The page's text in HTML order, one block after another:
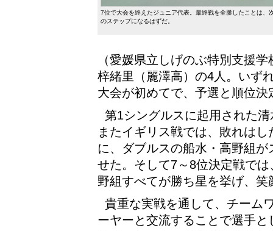
7位で大会を終えたジュニア代表。最終戦を全勝したことは、
のステップになるはずだ。
（愛媛県立しげのぶ特別支援
梓緒里（麗澤高）の4人。いず
大会が初めてで、予選と順位
第1シングルスに起用された
またイギリス戦では、敗れは
に、ダブルスの船水・高野組
せた。そして7～8位決定戦で
野組すべてが勝ち星を挙げ、
貴重な実戦を通して、チーム
ーヤーと交流することで選手